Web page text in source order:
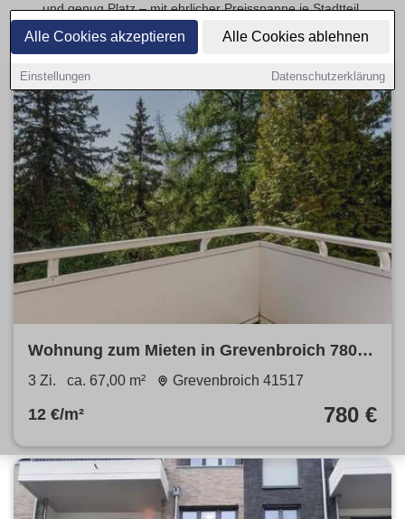
Alle Cookies akzeptieren Alle Cookies ablehnen
Einstellungen Datenschutzerklärung
und genug Platz – mit ehrlicher Preisspanne je Stadtteil.
Wohnung zum Mieten in Grevenbroich 780 €
67 m²
3 Zi. ca. 67,00 m² Grevenbroich 41517
12 €/m² 780 €